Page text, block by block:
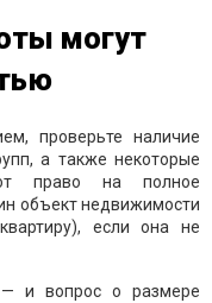
могут
проверьте наличие
а также некоторые
право на полное
объект недвижимости
если она не
и вопрос о размере